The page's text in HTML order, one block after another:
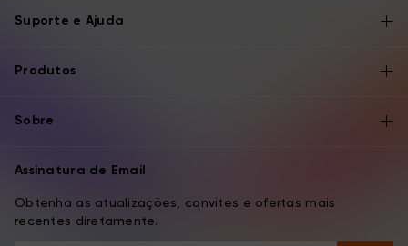
Suporte e Ajuda
Produtos
Sobre
Assinatura de Email
Obtenha as atualizações, convites e ofertas mais
recentes diretamente.